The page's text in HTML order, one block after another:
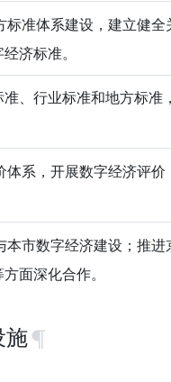
准体系建设，建立健全
济标准。
、行业标准和地方标准
系，开展数字经济评
市数字经济建设；推进
面深化合作。